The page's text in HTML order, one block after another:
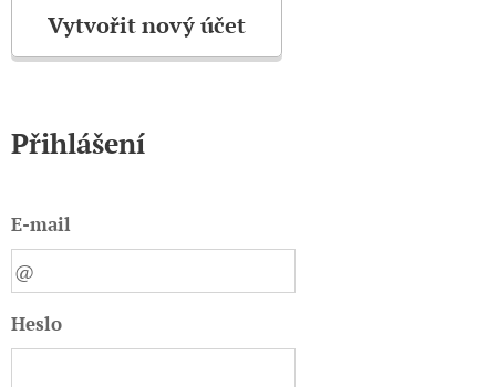
Vytvořit nový účet
Přihlášení
E-mail
Heslo